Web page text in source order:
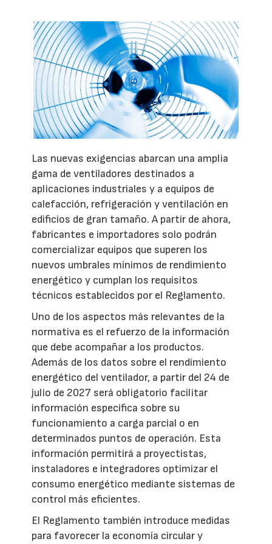
Las nuevas exigencias abarcan una amplia
gama de ventiladores destinados a
aplicaciones industriales y a equipos de
calefacción, refrigeración y ventilación en
edificios de gran tamaño. A partir de ahora,
fabricantes e importadores solo podrán
comercializar equipos que superen los
nuevos umbrales mínimos de rendimiento
energético y cumplan los requisitos
técnicos establecidos por el Reglamento.
Uno de los aspectos más relevantes de la
normativa es el refuerzo de la información
que debe acompañar a los productos.
Además de los datos sobre el rendimiento
energético del ventilador, a partir del 24 de
julio de 2027 será obligatorio facilitar
información específica sobre su
funcionamiento a carga parcial o en
determinados puntos de operación. Esta
información permitirá a proyectistas,
instaladores e integradores optimizar el
consumo energético mediante sistemas de
control más eficientes.
El Reglamento también introduce medidas
para favorecer la economía circular y